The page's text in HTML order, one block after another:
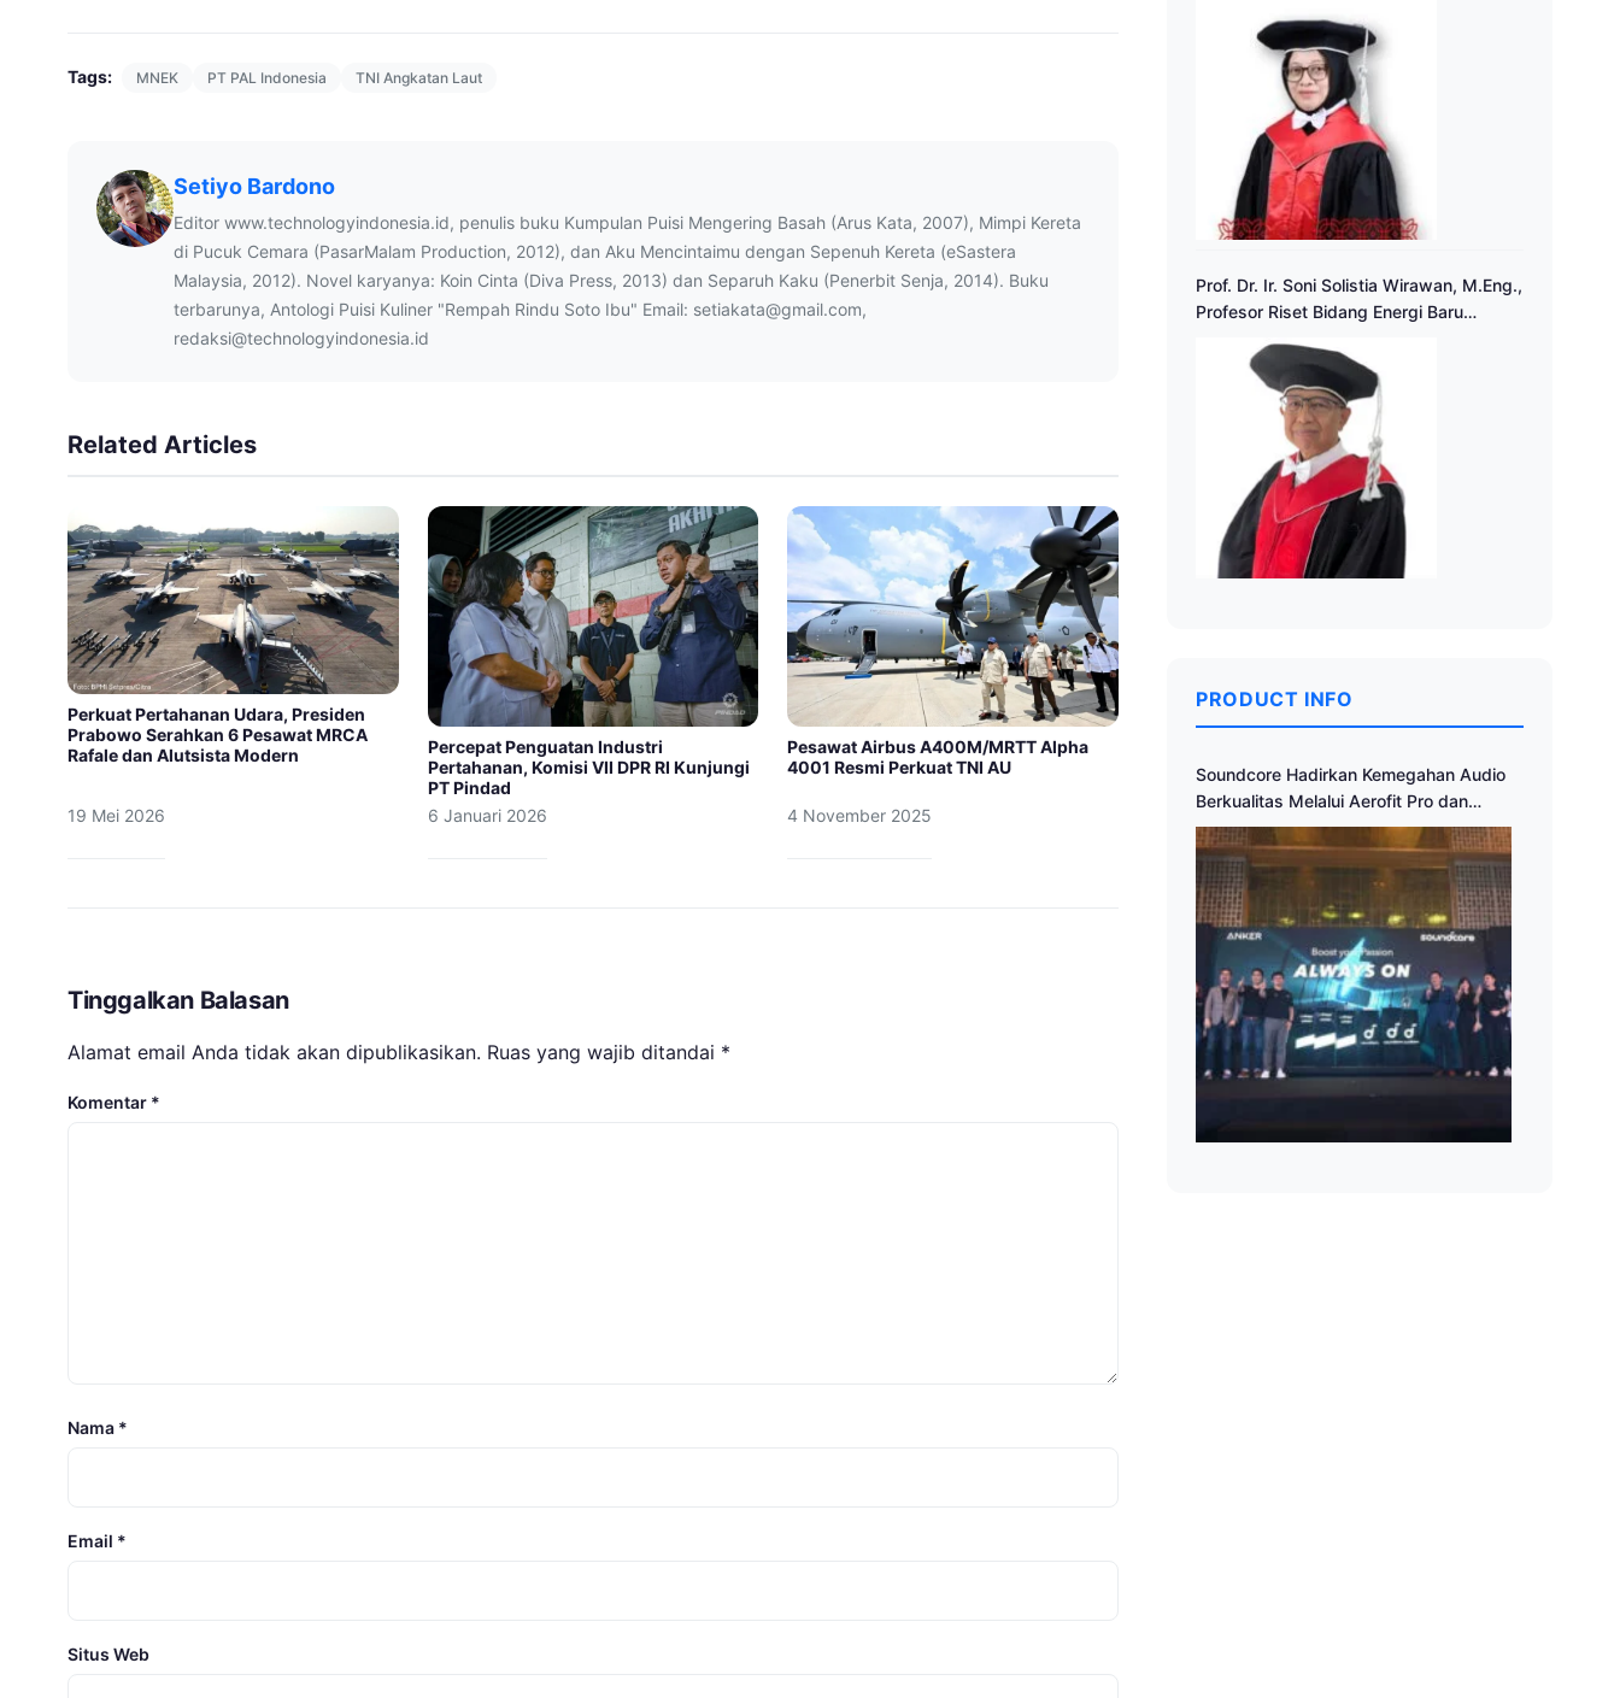
Tags: MNEK PT PAL Indonesia TNI Angkatan Laut
Setiyo Bardono
Editor www.technologyindonesia.id, penulis buku Kumpulan Puisi Mengering Basah (Arus Kata, 2007), Mimpi Kereta
di Pucuk Cemara (PasarMalam Production, 2012), dan Aku Mencintaimu dengan Sepenuh Kereta (eSastera
Malaysia, 2012). Novel karyanya: Koin Cinta (Diva Press, 2013) dan Separuh Kaku (Penerbit Senja, 2014). Buku
terbarunya, Antologi Puisi Kuliner "Rempah Rindu Soto Ibu" Email: setiakata@gmail.com,
redaksi@technologyindonesia.id
Related Articles
Perkuat Pertahanan Udara, Presiden
Prabowo Serahkan 6 Pesawat MRCA
Rafale dan Alutsista Modern
19 Mei 2026
Percepat Penguatan Industri
Pertahanan, Komisi VII DPR RI Kunjungi
PT Pindad
6 Januari 2026
Pesawat Airbus A400M/MRTT Alpha
4001 Resmi Perkuat TNI AU
4 November 2025
Tinggalkan Balasan
Alamat email Anda tidak akan dipublikasikan. Ruas yang wajib ditandai *
Komentar *
Nama *
Email *
Situs Web
Prof. Dr. Ir. Soni Solistia Wirawan, M.Eng.,
Profesor Riset Bidang Energi Baru
PRODUCT INFO
Soundcore Hadirkan Kemegahan Audio
Berkualitas Melalui Aerofit Pro dan
Soundcore P40i